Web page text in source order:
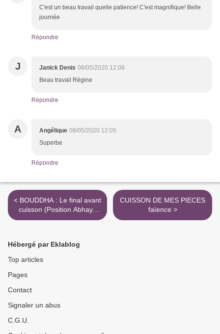
C'est un beau travail quelle patience! C'est magnifique! Belle
journée
Répondre
J Janick Denis 08/05/2020 12:08
Beau travail Régine
Répondre
A Angélique 08/05/2020 12:05
Superbe
Répondre
< BOUDDHA : Le final avant
cuisson (Position Abhaya
mudra)
CUISSON DE MES PIECES
faïence >
Hébergé par Eklablog
Top articles
Pages
Contact
Signaler un abus
C.G.U.